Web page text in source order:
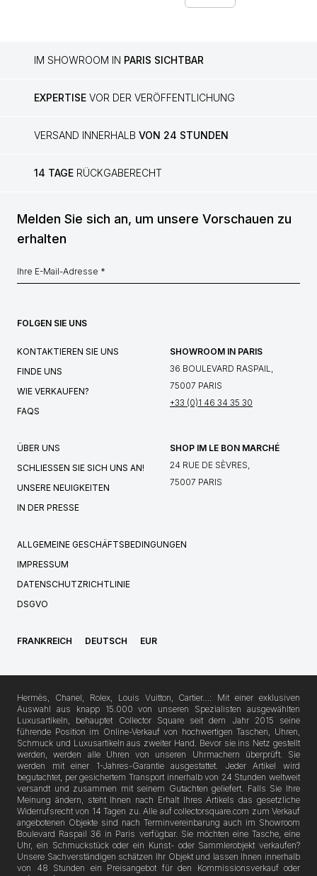
IM SHOWROOM IN PARIS SICHTBAR
EXPERTISE VOR DER VERÖFFENTLICHUNG
VERSAND INNERHALB VON 24 STUNDEN
14 TAGE RÜCKGABERECHT
Melden Sie sich an, um unsere Vorschauen zu
erhalten
FOLGEN SIE UNS
KONTAKTIEREN SIE UNS
FINDE UNS
WIE VERKAUFEN?
FAQS
SHOWROOM IN PARIS
36 BOULEVARD RASPAIL,
75007 PARIS
+33 (0)1 46 34 35 30
ÜBER UNS
SCHLIESSEN SIE SICH UNS AN!
UNSERE NEUIGKEITEN
IN DER PRESSE
SHOP IM LE BON MARCHÉ
24 RUE DE SÈVRES,
75007 PARIS
ALLGEMEINE GESCHÄFTSBEDINGUNGEN
IMPRESSUM
DATENSCHUTZRICHTLINIE
DSGVO
FRANKREICH DEUTSCH EUR
Hermès, Chanel, Rolex, Louis Vuitton, Cartier…: Mit einer exklusiven
Auswahl aus knapp 15.000 von unseren Spezialisten ausgewählten
Luxusartikeln, behauptet Collector Square seit dem Jahr 2015 seine
führende Position im Online-Verkauf von hochwertigen Taschen, Uhren,
Schmuck und Luxusartikeln aus zweiter Hand. Bevor sie ins Netz gestellt
werden, werden alle Uhren von unseren Uhrmachern überprüft. Sie
werden mit einer 1-Jahres-Garantie ausgestattet. Jeder Artikel wird
begutachtet, per gesichertem Transport innerhalb von 24 Stunden weltweit
versandt und zusammen mit seinem Gutachten geliefert. Falls Sie Ihre
Meinung ändern, steht Ihnen nach Erhalt Ihres Artikels das gesetzliche
Widerrufsrecht von 14 Tagen zu. Alle auf collectorsquare.com zum Verkauf
angebotenen Objekte sind nach Terminvereinbarung auch im Showroom
Boulevard Raspail 36 in Paris verfügbar. Sie möchten eine Tasche, eine
Uhr, ein Schmuckstück oder ein Kunst- oder Sammlerobjekt verkaufen?
Unsere Sachverständigen schätzen Ihr Objekt und lassen Ihnen innerhalb
von 48 Stunden ein Preisangebot für den Kommissionsverkauf oder